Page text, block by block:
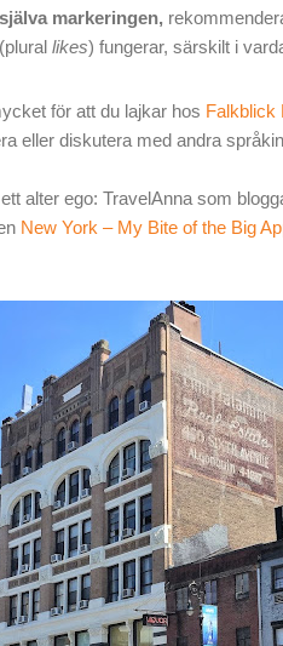
markeringen,
(plural likes) fungerar, särskilt i
för att du lajkar hos Falkblick
eller diskutera med andra
alter ego: TravelAnna som
New York – My Bite of the Big